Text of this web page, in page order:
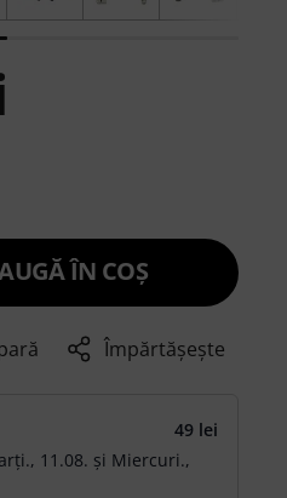
ÎN COŞ
Împărtășește
49 lei
11.08. și Miercuri.,